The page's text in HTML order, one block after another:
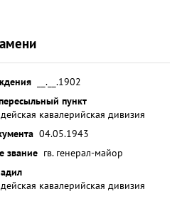
__.__.1902
пункт
кавалерийская дивизия
04.05.1943
звание гв. генерал-майор
кавалерийская дивизия